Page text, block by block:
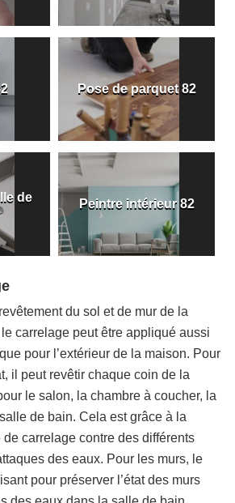
Pose de parquet 82
de
Peintre intérieur 82
du sol et de mur de la
carrelage peut être appliqué aussi
pour l’extérieur de la maison. Pour
il peut revêtir chaque coin de la
le salon, la chambre à coucher, la
de bain. Cela est grâce à la
carrelage contre des différents
des eaux. Pour les murs, le
pour préserver l’état des murs